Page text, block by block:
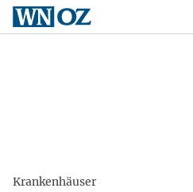
Krankenhäuser